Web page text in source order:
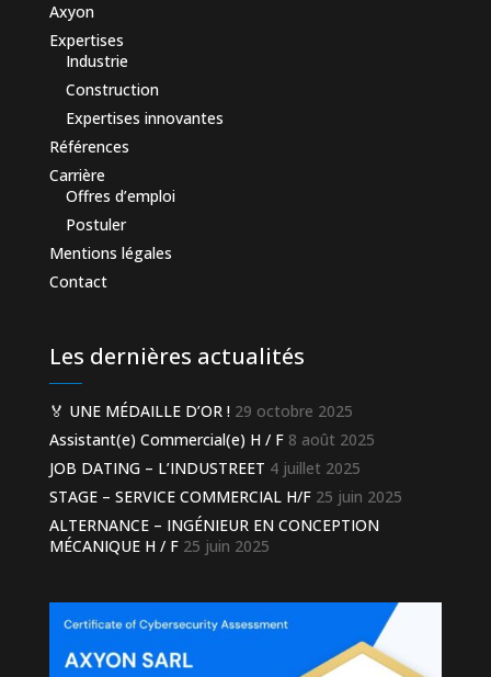
Axyon
Expertises
Industrie
Construction
Expertises innovantes
Références
Carrière
Offres d’emploi
Postuler
Mentions légales
Contact
Les dernières actualités
🏅 UNE MÉDAILLE D’OR ! 29 octobre 2025
Assistant(e) Commercial(e) H / F 8 août 2025
JOB DATING – L’INDUSTREET 4 juillet 2025
STAGE – SERVICE COMMERCIAL H/F 25 juin 2025
ALTERNANCE – INGÉNIEUR EN CONCEPTION
MÉCANIQUE H / F 25 juin 2025